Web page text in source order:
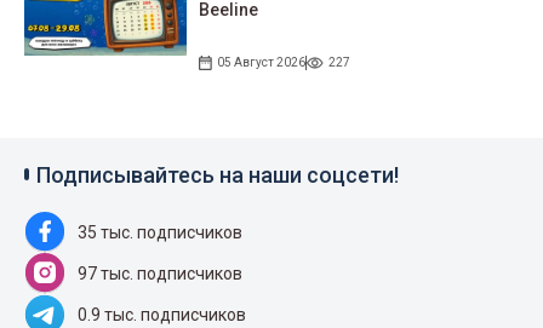
Beeline
05 Август 2026 227
Подписывайтесь на наши соцсети!
35 тыс. подписчиков
97 тыс. подписчиков
0.9 тыс. подписчиков